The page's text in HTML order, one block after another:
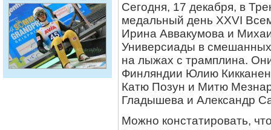
Сегодня, 17 декабря, в
медальный день XXVI
Ирина Аввакумова и
Универсиады в
на лыжах с трамплина.
Финляндии Юлию
Катю Позун и Митю
Гладышева и Александр
Можно констатировать,